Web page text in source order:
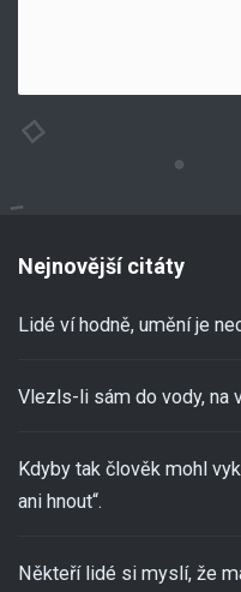
Nejnovější citáty
Lidé ví hodně, umění je
Vlezls-li sám do vody, na
Kdyby tak člověk mohl
ani hnout“.
Někteří lidé si myslí, že